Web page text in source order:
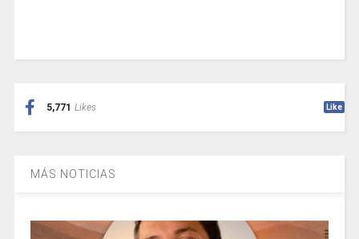
5,771 Likes Like
MÁS NOTICIAS